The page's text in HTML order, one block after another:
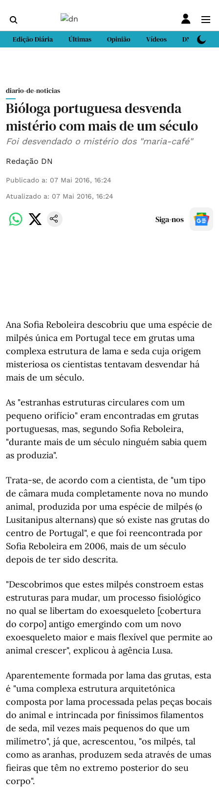
Edição Diária Últimas Opinião Vídeos DN Sport
diario-de-noticias
Bióloga portuguesa desvenda
mistério com mais de um século
Foi desvendado o mistério dos "maria-café"
Redação DN
Publicado a: 07 Mai 2016, 16:24
Atualizado a: 07 Mai 2016, 16:24
Siga-nos
Ana Sofia Reboleira descobriu que uma espécie de
milpés única em Portugal tece em grutas uma
complexa estrutura de lama e seda cuja origem
misteriosa os cientistas tentavam desvendar há
mais de um século.
As "estranhas estruturas circulares com um
pequeno orifício" eram encontradas em grutas
portuguesas, mas, segundo Sofia Reboleira,
"durante mais de um século ninguém sabia quem
as produzia".
Trata-se, de acordo com a cientista, de "um tipo
de câmara muda completamente nova no mundo
animal, produzida por uma espécie de milpés (o
Lusitanipus alternans) que só existe nas grutas do
centro de Portugal", e que foi reencontrada por
Sofia Reboleira em 2006, mais de um século
depois de ter sido descrita.
"Descobrimos que estes milpés constroem estas
estruturas para mudar, um processo fisiológico
no qual se libertam do exoesqueleto [cobertura
do corpo] antigo emergindo com um novo
exoesqueleto maior e mais flexível que permite ao
animal crescer", explicou à agência Lusa.
Aparentemente formada por lama das grutas, esta
é "uma complexa estrutura arquitetónica
composta por lama processada pelas peças bocais
do animal e intrincada por finíssimos filamentos
de seda, mil vezes mais pequenos do que um
milímetro", já que, acrescentou, "os milpés, tal
como as aranhas, produzem seda através de umas
fieiras que têm no extremo posterior do seu
corpo".